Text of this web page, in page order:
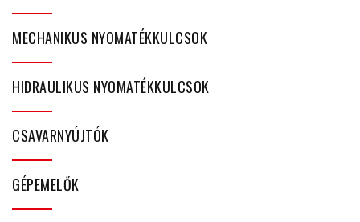
MECHANIKUS NYOMATÉKKULCSOK
HIDRAULIKUS NYOMATÉKKULCSOK
CSAVARNYÚJTÓK
GÉPEMELŐK